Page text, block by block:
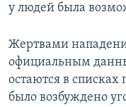
у людей была
Жертвами
официальным
остаются в списках
было возбуждено